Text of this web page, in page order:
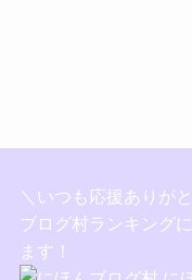
＼いつも応援ありが
ブログ村ランキング
ます！